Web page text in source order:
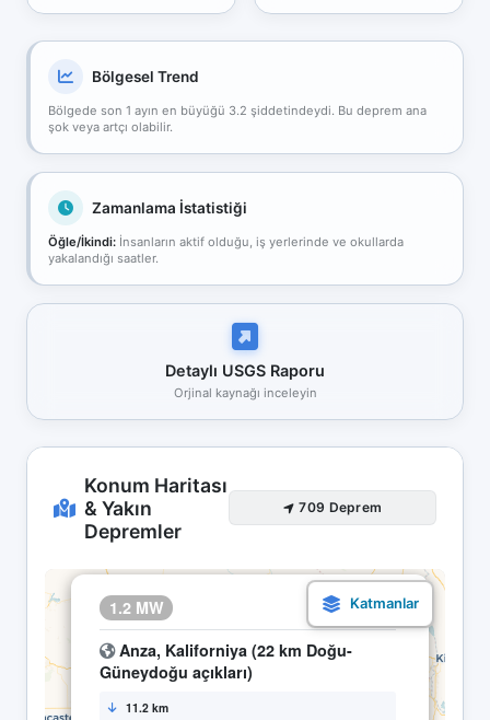
Bölgesel Trend
Bölgede son 1 ayın en büyüğü 3.2 şiddetindeydi. Bu deprem ana
şok veya artçı olabilir.
Zamanlama İstatistiği
Öğle/İkindi: İnsanların aktif olduğu, iş yerlerinde ve okullarda
yakalandığı saatler.
Detaylı USGS Raporu
Orjinal kaynağı inceleyin
Konum Haritası
& Yakın
Depremler
709 Deprem
1.2 MW 16.04 12:04
Anza, Kaliforniya (22 km Doğu-
Güneydoğu açıkları)
11.2 km
×